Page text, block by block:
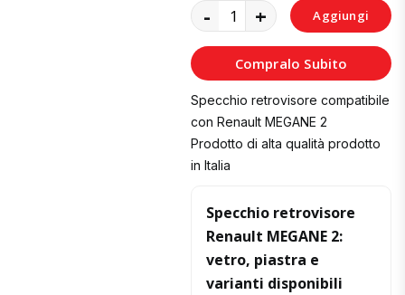
- + Aggiungi
al
Carrello
Compralo Subito
Specchio retrovisore compatibile
con Renault MEGANE 2
Prodotto di alta qualità prodotto
in Italia
Specchio retrovisore
Renault MEGANE 2:
vetro, piastra e
varianti disponibili